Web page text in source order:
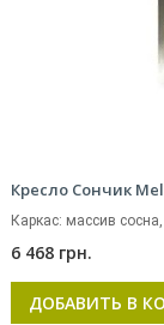
Кресло Сончик
Каркас: массив
6 468 грн.
ДОБАВИТЬ В